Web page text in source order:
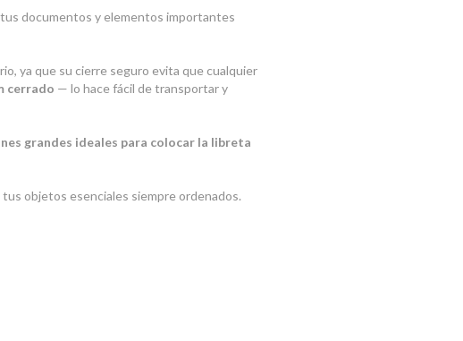
documentos y elementos importantes
ya que su cierre seguro evita que cualquier
cerrado — lo hace fácil de transportar y
grandes ideales para colocar la libreta
objetos esenciales siempre ordenados.